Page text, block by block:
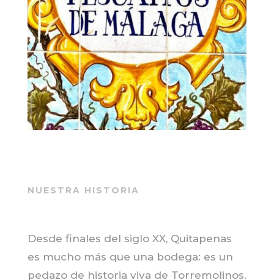
NUESTRA HISTORIA
Desde finales del siglo XX, Quitapenas
es mucho más que una bodega: es un
pedazo de historia viva de Torremolinos.